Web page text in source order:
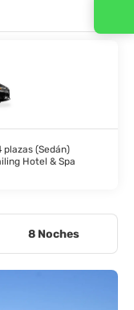
(Sedán)
Hotel & Spa
8 Noches